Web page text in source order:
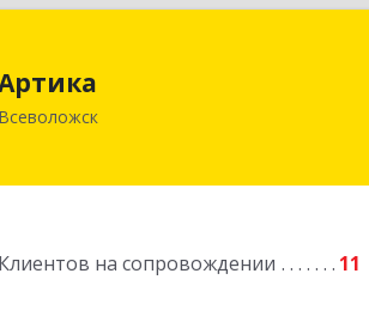
Всеволожск
Клиентов на сопровождении 11
Всеволожск г, Доктора Сотникова ул,